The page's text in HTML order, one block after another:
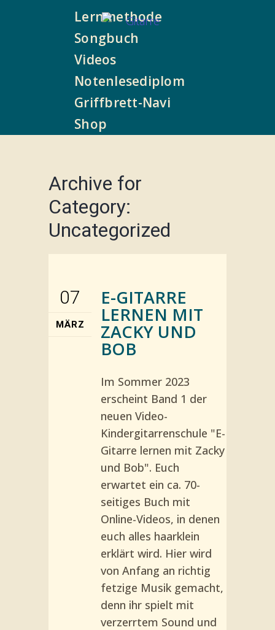
Lernmethode
Songbuch
Videos
Notenlesediplom
Griffbrett-Navi
Shop
Archive for
Category:
Uncategorized
07
MÄRZ
E-GITARRE
LERNEN MIT
ZACKY UND
BOB
Im Sommer 2023
erscheint Band 1 der
neuen Video-
Kindergitarrenschule "E-
Gitarre lernen mit Zacky
und Bob". Euch
erwartet ein ca. 70-
seitiges Buch mit
Online-Videos, in denen
euch alles haarklein
erklärt wird. Hier wird
von Anfang an richtig
fetzige Musik gemacht,
denn ihr spielt mit
verzerrtem Sound und